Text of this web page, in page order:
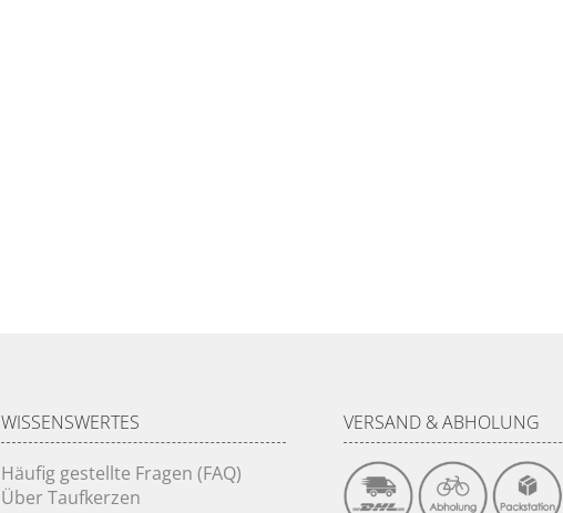
WISSENSWERTES
Häufig gestellte Fragen (FAQ)
Über Taufkerzen
VERSAND & ABHOLUNG